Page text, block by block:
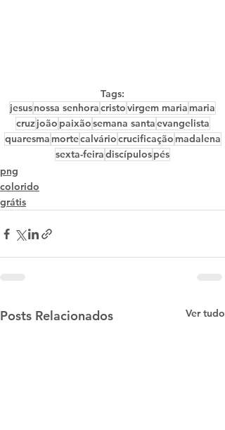
Tags:
jesusnossa senhoracristovirgem maria maria
cruzjoão paixãosemana santaevangelista
quaresma mortecalváriocrucificação madalena
sexta-feiradiscípulospés
png
colorido
grátis
Posts Relacionados Ver tudo